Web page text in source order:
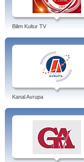
Bilim Kultur TV
Kanal Avrupa